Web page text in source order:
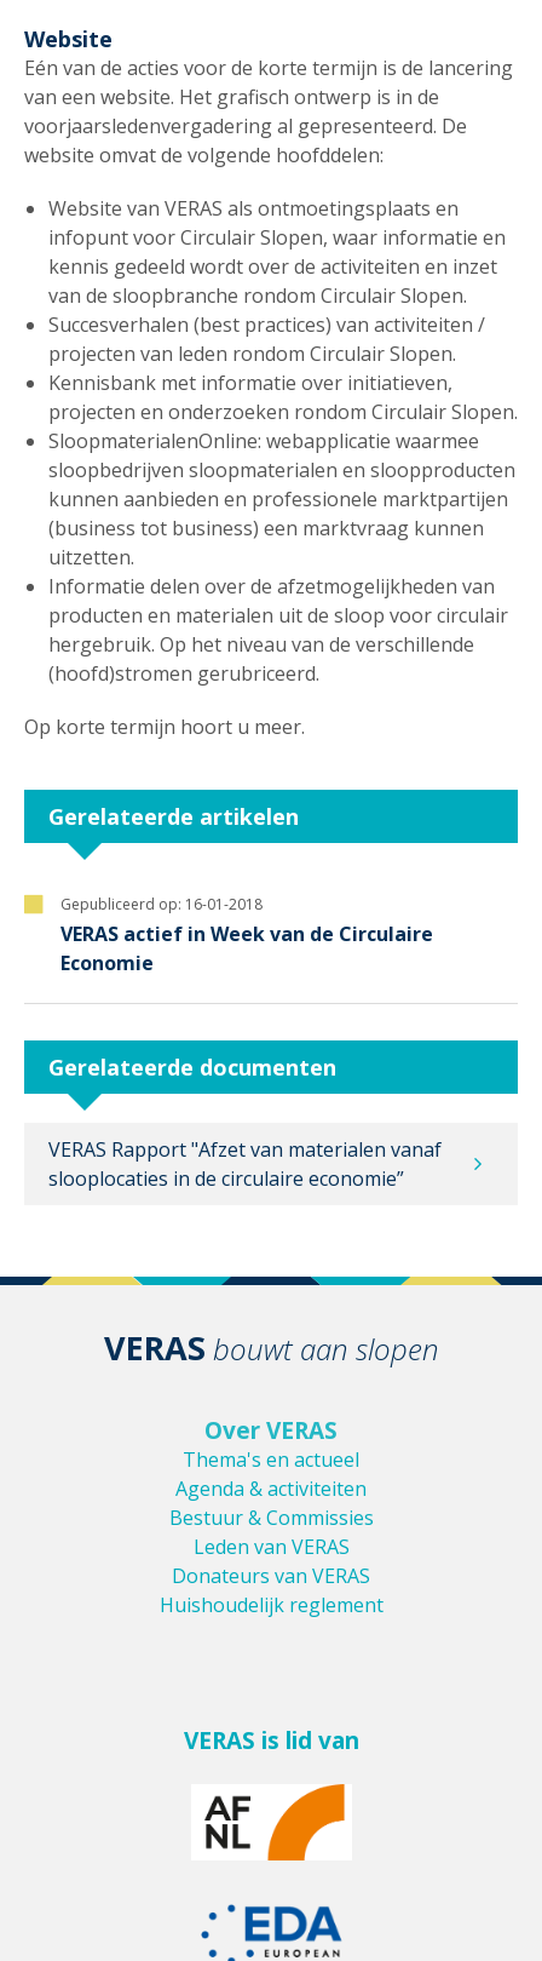
Website
Eén van de acties voor de korte termijn is de lancering
van een website. Het grafisch ontwerp is in de
voorjaarsledenvergadering al gepresenteerd. De
website omvat de volgende hoofddelen:
Website van VERAS als ontmoetingsplaats en
infopunt voor Circulair Slopen, waar informatie en
kennis gedeeld wordt over de activiteiten en inzet
van de sloopbranche rondom Circulair Slopen.
Succesverhalen (best practices) van activiteiten /
projecten van leden rondom Circulair Slopen.
Kennisbank met informatie over initiatieven,
projecten en onderzoeken rondom Circulair Slopen.
SloopmaterialenOnline: webapplicatie waarmee
sloopbedrijven sloopmaterialen en sloopproducten
kunnen aanbieden en professionele marktpartijen
(business tot business) een marktvraag kunnen
uitzetten.
Informatie delen over de afzetmogelijkheden van
producten en materialen uit de sloop voor circulair
hergebruik. Op het niveau van de verschillende
(hoofd)stromen gerubriceerd.
Op korte termijn hoort u meer.
Gerelateerde artikelen
Gepubliceerd op: 16-01-2018
VERAS actief in Week van de Circulaire
Economie
Gerelateerde documenten
VERAS Rapport "Afzet van materialen vanaf
slooplocaties in de circulaire economie”
VERAS bouwt aan slopen
Over VERAS
Thema's en actueel
Agenda & activiteiten
Bestuur & Commissies
Leden van VERAS
Donateurs van VERAS
Huishoudelijk reglement
VERAS is lid van